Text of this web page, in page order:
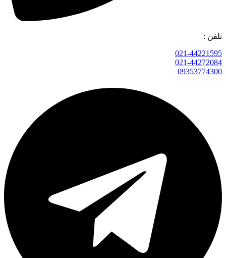
تلفن :
021-44221595
021-44272084
09353774300